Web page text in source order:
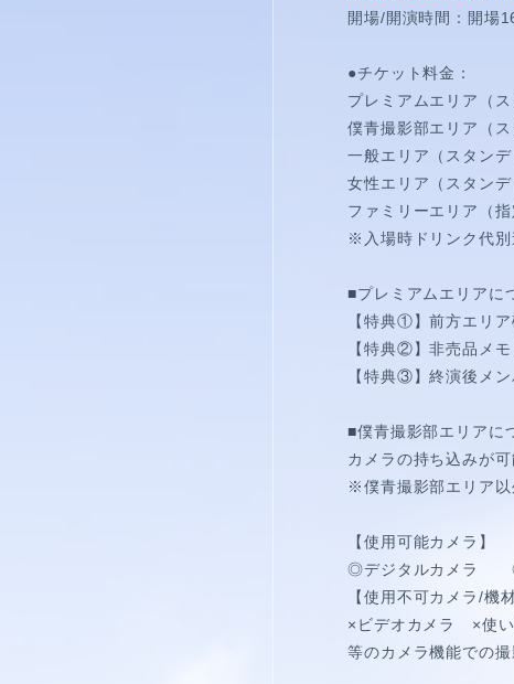
動画/短編動画
僕青相性診断 GAME
直感！推し探し
開場/開演時間：開場
●チケット料金：
プレミアムエリア（
僕青撮影部エリア（
一般エリア（スタン
女性エリア（スタン
ファミリーエリア（
※入場時ドリンク代別
■プレミアムエリアに
【特典①】前方エリ
【特典②】非売品メ
【特典③】終演後メ
■僕青撮影部エリアに
カメラの持ち込みが
※僕青撮影部エリア以
【使用可能カメラ】
◎デジタルカメラ ◎
【使用不可カメラ/機材
×ビデオカメラ ×使
等のカメラ機能での撮